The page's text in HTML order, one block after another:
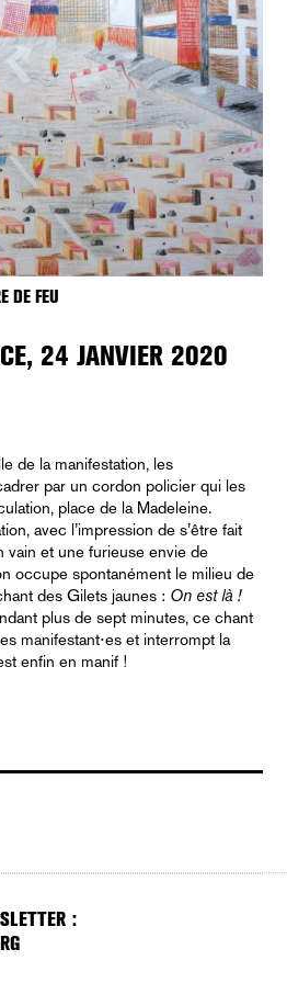
DE FEU
24 JANVIER 2020
par un cordon policier qui les
place de la Madeleine.
avec l’impression de s’être fait
vain et une furieuse envie de
occupe spontanément le milieu de
des Gilets jaunes : On est là !
plus de sept minutes, ce chant
manifestant⋅es et interrompt la
enfin en manif !
: